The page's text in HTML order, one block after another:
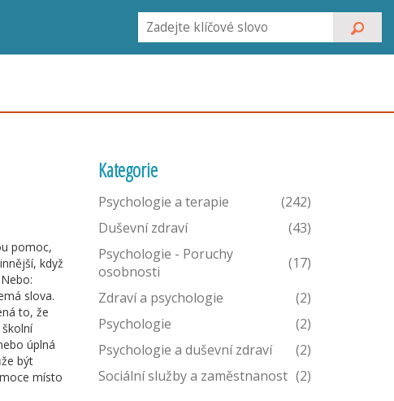
pomoc,
když
slova.
to, že
úplná
být
místo
Kategorie
Psychologie a terapie
(242)
Duševní zdraví
(43)
Psychologie - Poruchy
osobnosti
(17)
Zdraví a psychologie
(2)
Psychologie
(2)
Psychologie a duševní zdraví
(2)
Sociální služby a zaměstnanost (2)